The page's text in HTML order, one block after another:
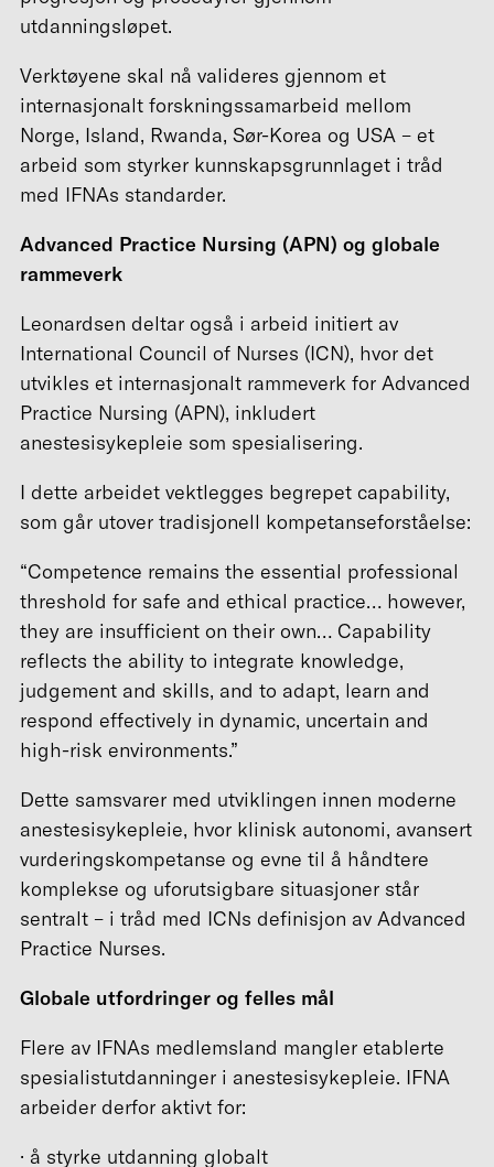
utdanningsløpet.
Verktøyene skal nå valideres gjennom et
internasjonalt forskningssamarbeid mellom
Norge, Island, Rwanda, Sør-Korea og USA – et
arbeid som styrker kunnskapsgrunnlaget i tråd
med IFNAs standarder.
Advanced Practice Nursing (APN) og globale
rammeverk
Leonardsen deltar også i arbeid initiert av
International Council of Nurses (ICN), hvor det
utvikles et internasjonalt rammeverk for Advanced
Practice Nursing (APN), inkludert
anestesisykepleie som spesialisering.
I dette arbeidet vektlegges begrepet capability,
som går utover tradisjonell kompetanseforståelse:
“Competence remains the essential professional
threshold for safe and ethical practice… however,
they are insufficient on their own… Capability
reflects the ability to integrate knowledge,
judgement and skills, and to adapt, learn and
respond effectively in dynamic, uncertain and
high-risk environments.”
Dette samsvarer med utviklingen innen moderne
anestesisykepleie, hvor klinisk autonomi, avansert
vurderingskompetanse og evne til å håndtere
komplekse og uforutsigbare situasjoner står
sentralt – i tråd med ICNs definisjon av Advanced
Practice Nurses.
Globale utfordringer og felles mål
Flere av IFNAs medlemsland mangler etablerte
spesialistutdanninger i anestesisykepleie. IFNA
arbeider derfor aktivt for:
· å styrke utdanning globalt